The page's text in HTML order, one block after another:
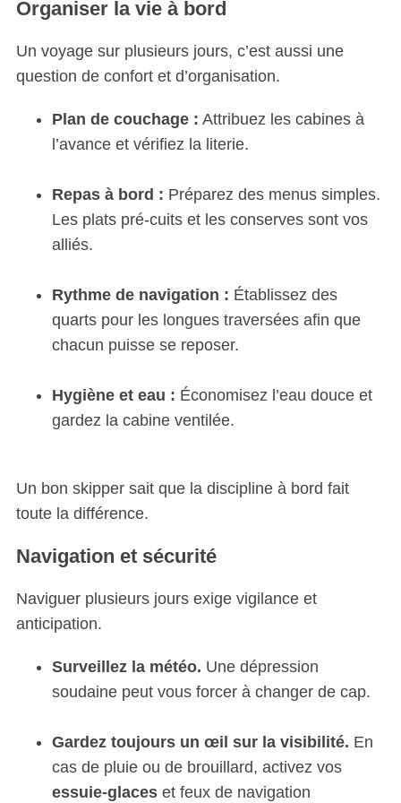
Organiser la vie à bord
Un voyage sur plusieurs jours, c’est aussi une
question de confort et d’organisation.
Plan de couchage : Attribuez les cabines à
l’avance et vérifiez la literie.
Repas à bord : Préparez des menus simples.
Les plats pré-cuits et les conserves sont vos
alliés.
Rythme de navigation : Établissez des
quarts pour les longues traversées afin que
chacun puisse se reposer.
Hygiène et eau : Économisez l’eau douce et
gardez la cabine ventilée.
Un bon skipper sait que la discipline à bord fait
toute la différence.
Navigation et sécurité
Naviguer plusieurs jours exige vigilance et
anticipation.
Surveillez la météo. Une dépression
soudaine peut vous forcer à changer de cap.
Gardez toujours un œil sur la visibilité. En
cas de pluie ou de brouillard, activez vos
essuie-glaceset feux de navigation
e
a